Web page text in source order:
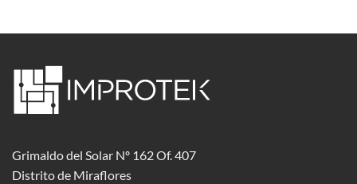
Grimaldo del Solar Nº 162 Of. 407
Distrito de Miraflores